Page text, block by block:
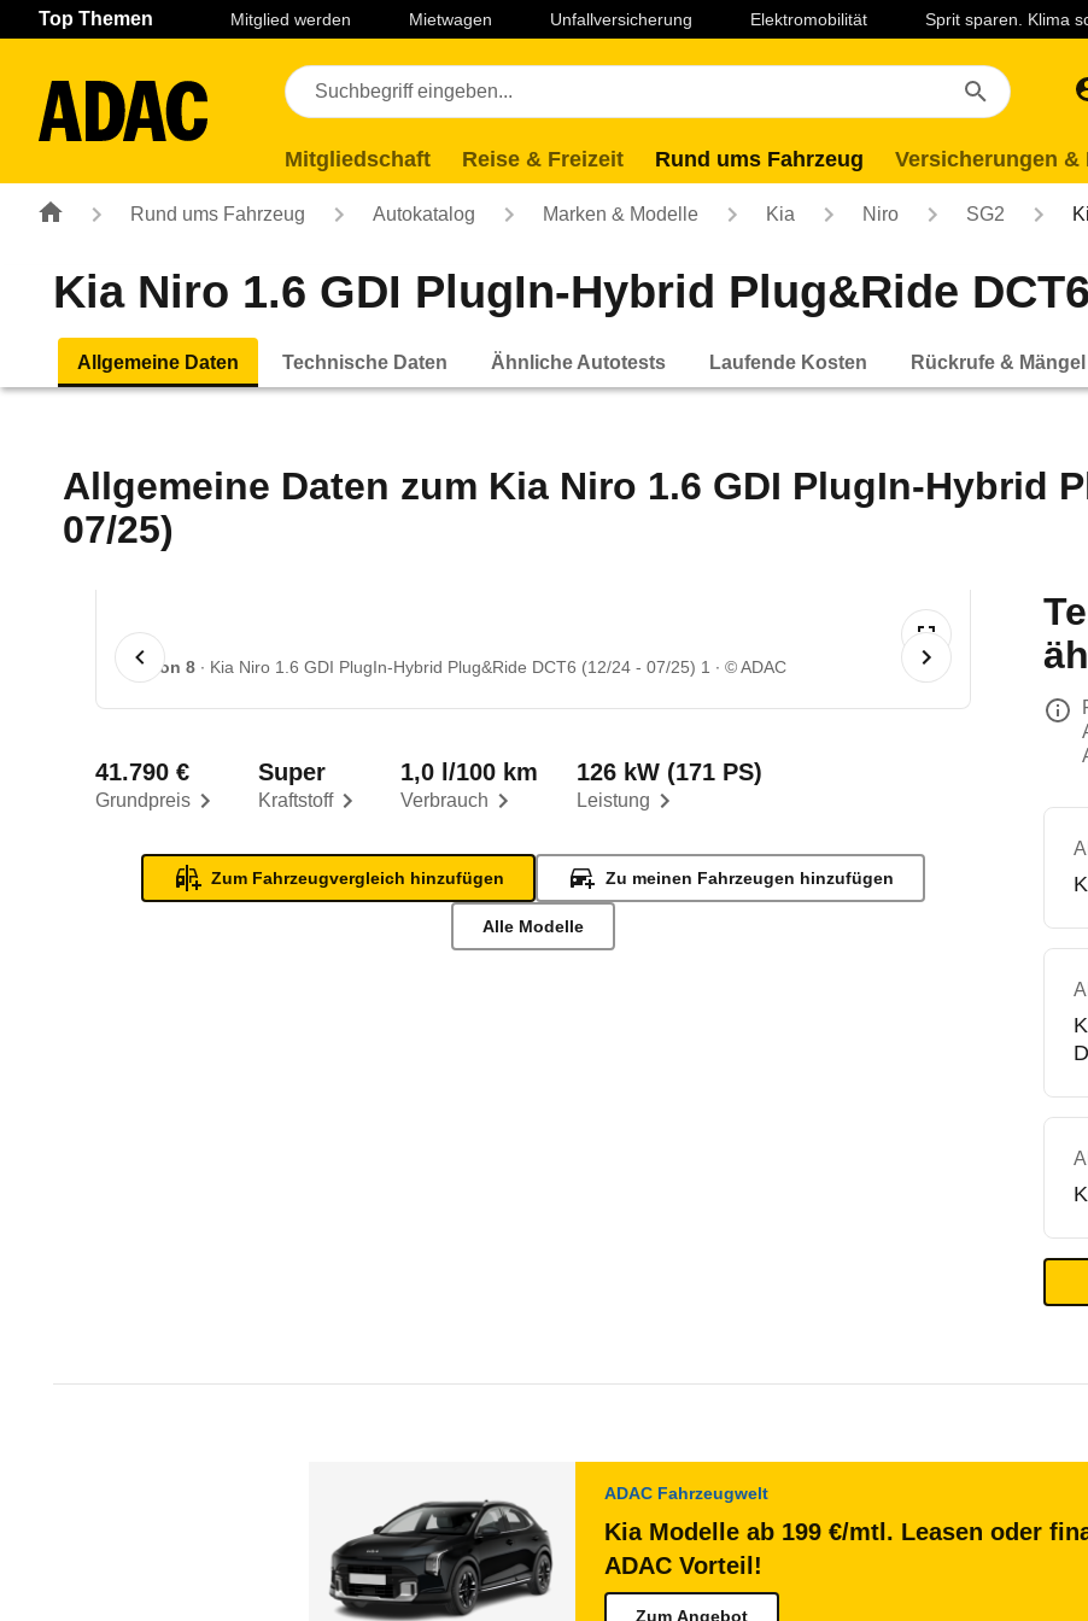
Navigation Seiteninhalt Fußzeile
Top Themen Mitglied werden Mietwagen Unfallversicherung Elektromobilität Sprit sparen. Klima
Mitgliedschaft Reise & Freizeit Rund ums Fahrzeug Versicherungen &
Rund ums Fahrzeug Autokatalog Marken & Modelle Kia Niro SG2
Kia Niro 1.6 GDI PlugIn-Hybrid Plug&Ride
Allgemeine Daten Technische Daten Ähnliche Autotests Laufende Kosten Rückrufe & Mängel
Allgemeine Daten zum Kia Niro 1.6 GDI PlugIn-Hybrid
07/25)
1 von 8 Kia Niro 1.6 GDI PlugIn-Hybrid Plug&Ride DCT6 (12/24 - 07/25) 1 © ADAC
Grundpreis
41.790 €
Kraftstoff
Super
Verbrauch
1,0 l/100 km
Leistung
126 kW (171 PS)
Zum Fahrzeugvergleich hinzufügen Zu meinen Fahrzeugen hinzufügen
Alle Modelle
ADAC Fahrzeugwelt
Kia Modelle ab 199 €/mtl. Leasen oder
ADAC Vorteil!
Zum Angebot